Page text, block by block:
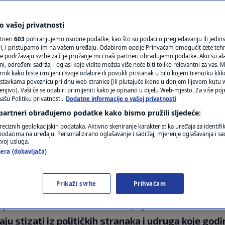
N1(DIS)INFO
FOTO
VIDEO
Vrhovnog suda:
povezani su s
prema kojem korisnici kredita u švicarskim
na dodatno obeštećenje po osnovi ništetnih
stizati iz političkih stranaka i udruga koje
vašoj privatnosti
603 pohranjujemo osobne podatke, kao što su podaci o pregledavanju ili
i pristupamo im na vašem uređaju. Odabirom opcije Prihvaćam omogućit ćete
podržavaju svrhe za čije pružanje mi i naši partneri obrađujemo podatke. Ako su
određeni sadržaj i oglasi koje vidite možda više neće biti toliko relevantni za vas.
kako biste izmijenili svoje odabire ili povukli pristanak u bilo kojem trenutku
poveznicu pri dnu web-stranice [ili plutajuće ikone u donjem lijevom kutu
Vaši će se odabiri primijeniti kako je opisano u dijelu Web-mjesto. Za više
Politiku privatnosti. Dodatne informacije o vašoj privatnosti
obrađujemo podatke kako bismo pružili sljedeće:
geolokacijskih podataka. Aktivno skeniranje karakteristika uređaja za
na uređaju. Personalizirano oglašavanje i sadržaj, mjerenje oglašavanja i
usluga.
(dobavljača)
Prikaži svrhe Prihvaćam